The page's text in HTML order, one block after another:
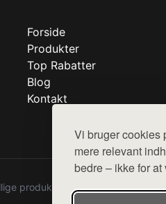
Vi bruger cookies
mere relevant
bedre – ikke for
Forside
Produkter
Top Rabatter
Blog
Kontakt
produkter fra diverse